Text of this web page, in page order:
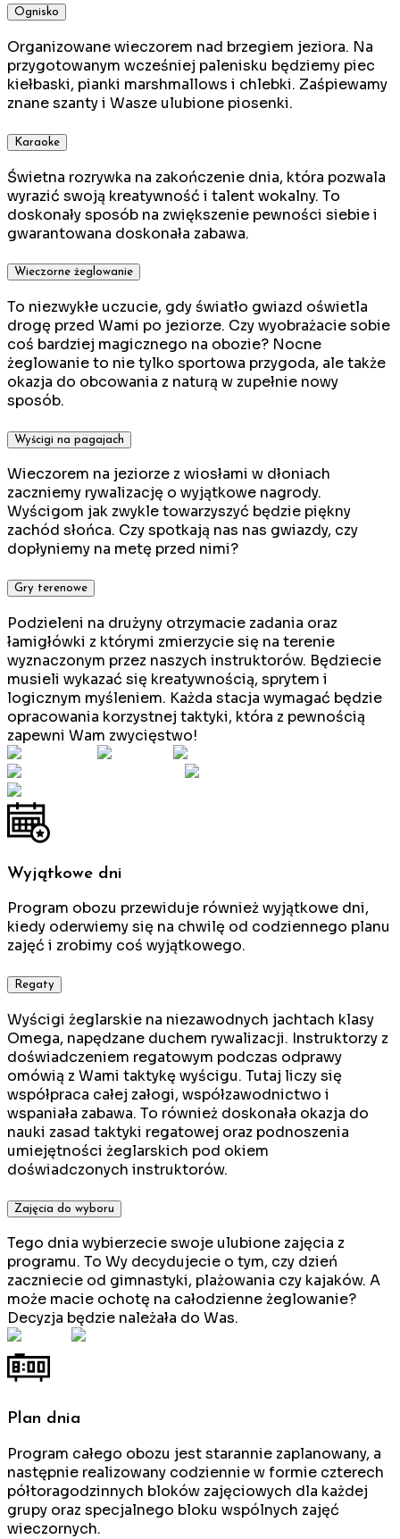
Ognisko
Organizowane wieczorem nad brzegiem jeziora. Na
przygotowanym wcześniej palenisku będziemy piec
kiełbaski, pianki marshmallows i chlebki. Zaśpiewamy
znane szanty i Wasze ulubione piosenki.
Karaoke
Świetna rozrywka na zakończenie dnia, która pozwala
wyrazić swoją kreatywność i talent wokalny. To
doskonały sposób na zwiększenie pewności siebie i
gwarantowana doskonała zabawa.
Wieczorne żeglowanie
To niezwykłe uczucie, gdy światło gwiazd oświetla
drogę przed Wami po jeziorze. Czy wyobrażacie sobie
coś bardziej magicznego na obozie? Nocne
żeglowanie to nie tylko sportowa przygoda, ale także
okazja do obcowania z naturą w zupełnie nowy
sposób.
Wyścigi na pagajach
Wieczorem na jeziorze z wiosłami w dłoniach
zaczniemy rywalizację o wyjątkowe nagrody.
Wyścigom jak zwykle towarzyszyć będzie piękny
zachód słońca. Czy spotkają nas nas gwiazdy, czy
dopłyniemy na metę przed nimi?
Gry terenowe
Podzieleni na drużyny otrzymacie zadania oraz
łamigłówki z którymi zmierzycie się na terenie
wyznaczonym przez naszych instruktorów. Będziecie
musieli wykazać się kreatywnością, sprytem i
logicznym myśleniem. Każda stacja wymagać będzie
opracowania korzystnej taktyki, która z pewnością
zapewni Wam zwycięstwo!
Wyjątkowe dni
Program obozu przewiduje również wyjątkowe dni,
kiedy oderwiemy się na chwilę od codziennego planu
zajęć i zrobimy coś wyjątkowego.
Regaty
Wyścigi żeglarskie na niezawodnych jachtach klasy
Omega, napędzane duchem rywalizacji. Instruktorzy z
doświadczeniem regatowym podczas odprawy
omówią z Wami taktykę wyścigu. Tutaj liczy się
współpraca całej załogi, współzawodnictwo i
wspaniała zabawa. To również doskonała okazja do
nauki zasad taktyki regatowej oraz podnoszenia
umiejętności żeglarskich pod okiem
doświadczonych instruktorów.
Zajęcia do wyboru
Tego dnia wybierzecie swoje ulubione zajęcia z
programu. To Wy decydujecie o tym, czy dzień
zaczniecie od gimnastyki, plażowania czy kajaków. A
może macie ochotę na całodzienne żeglowanie?
Decyzja będzie należała do Was.
Plan dnia
Program całego obozu jest starannie zaplanowany, a
następnie realizowany codziennie w formie czterech
półtoragodzinnych bloków zajęciowych dla każdej
grupy oraz specjalnego bloku wspólnych zajęć
wieczornych.